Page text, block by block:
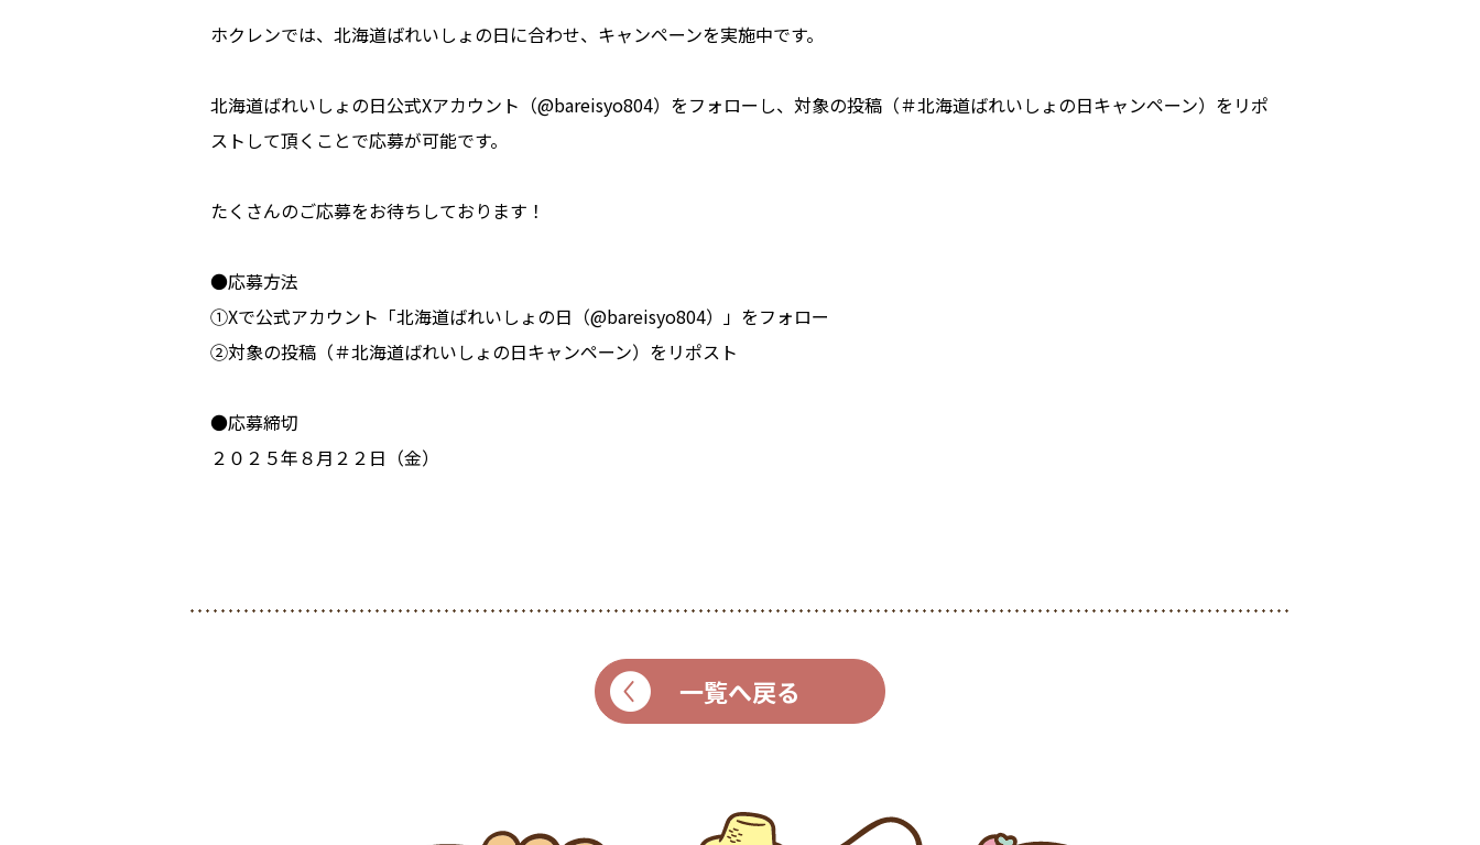
ホクレンでは、北海道ばれいしょの日に合わせ、キャンペーンを実施中です。
北海道ばれいしょの日公式Xアカウント（@bareisyo804）をフォローし、対象の投稿（＃北海道ばれいしょの日キャンペーン）をリポ
ストして頂くことで応募が可能です。
たくさんのご応募をお待ちしております！
●応募方法
①Xで公式アカウント「北海道ばれいしょの日（@bareisyo804）」をフォロー
②対象の投稿（＃北海道ばれいしょの日キャンペーン）をリポスト
●応募締切
２０２５年８月２２日（金）
一覧へ戻る